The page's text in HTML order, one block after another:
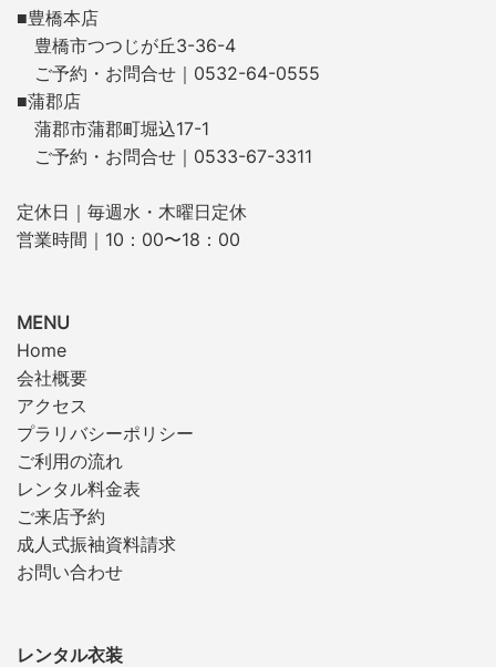
■豊橋本店
豊橋市つつじが丘3-36-4
ご予約・お問合せ｜0532-64-0555
■蒲郡店
蒲郡市蒲郡町堀込17-1
ご予約・お問合せ｜0533-67-3311
定休日｜毎週水・木曜日定休
営業時間｜10：00〜18：00
MENU
Home
会社概要
アクセス
プラリバシーポリシー
ご利用の流れ
レンタル料金表
ご来店予約
成人式振袖資料請求
お問い合わせ
レンタル衣装